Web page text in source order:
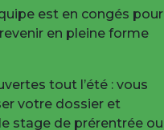
est en congés pour
en pleine forme
tout l’été : vous
votre dossier et
stage de prérentrée ou